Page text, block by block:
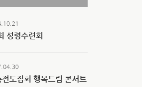
성령수련회
전도집회 행복드림 콘서트